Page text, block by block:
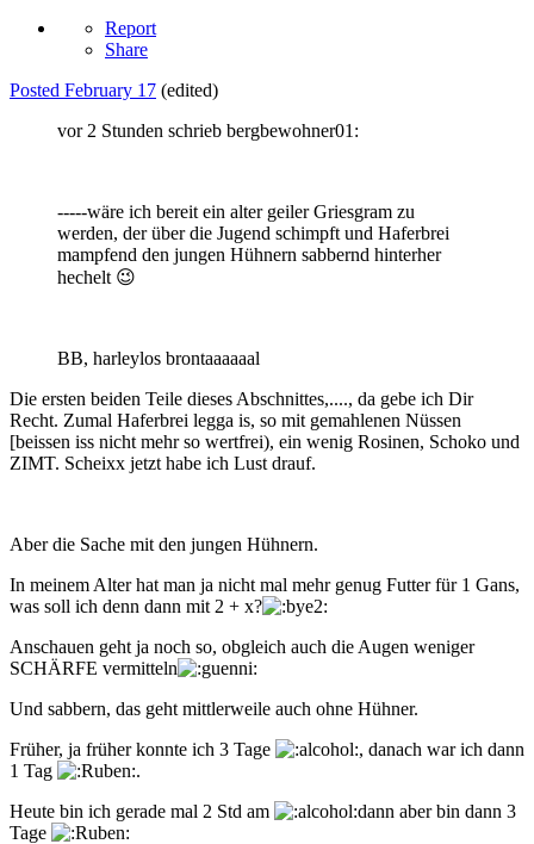
Report
Share
Posted February 17 (edited)
vor 2 Stunden schrieb bergbewohner01:
-----wäre ich bereit ein alter geiler Griesgram zu
werden, der über die Jugend schimpft und Haferbrei
mampfend den jungen Hühnern sabbernd hinterher
hechelt 😉
BB, harleylos brontaaaaaal
Die ersten beiden Teile dieses Abschnittes,...., da gebe ich Dir
Recht. Zumal Haferbrei legga is, so mit gemahlenen Nüssen
[beissen iss nicht mehr so wertfrei), ein wenig Rosinen, Schoko und
ZIMT. Scheixx jetzt habe ich Lust drauf.
Aber die Sache mit den jungen Hühnern.
In meinem Alter hat man ja nicht mal mehr genug Futter für 1 Gans,
was soll ich denn dann mit 2 + x?
Anschauen geht ja noch so, obgleich auch die Augen weniger
SCHÄRFE vermitteln
Und sabbern, das geht mittlerweile auch ohne Hühner.
Früher, ja früher konnte ich 3 Tage
, danach war ich dann
1 Tag
.
Heute bin ich gerade mal 2 Std am
dann aber bin dann 3
Tage